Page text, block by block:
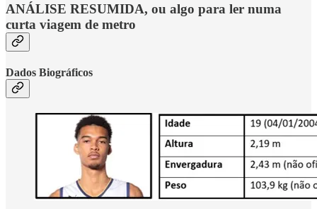
ANÁLISE RESUMIDA, ou algo para ler numa
curta viagem de metro
Dados Biográficos